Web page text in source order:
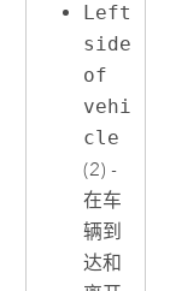
Left
side
of
vehi
cle
(2) -
在车
辆到
达和